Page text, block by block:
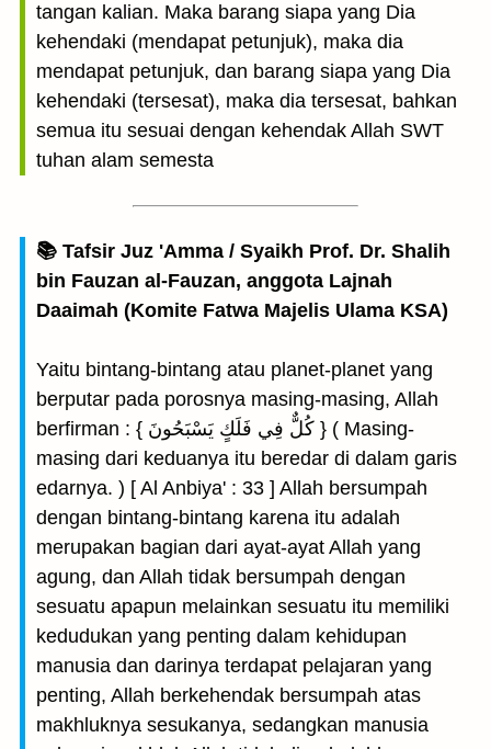
tangan kalian. Maka barang siapa yang Dia
kehendaki (mendapat petunjuk), maka dia
mendapat petunjuk, dan barang siapa yang Dia
kehendaki (tersesat), maka dia tersesat, bahkan
semua itu sesuai dengan kehendak Allah SWT
tuhan alam semesta
📚 Tafsir Juz 'Amma / Syaikh Prof. Dr. Shalih
bin Fauzan al-Fauzan, anggota Lajnah
Daaimah (Komite Fatwa Majelis Ulama KSA)
Yaitu bintang-bintang atau planet-planet yang
berputar pada porosnya masing-masing, Allah
berfirman : { كُلٌّ فِي فَلَكٍ يَسْبَحُونَ } ( Masing-
masing dari keduanya itu beredar di dalam garis
edarnya. ) [ Al Anbiya' : 33 ] Allah bersumpah
dengan bintang-bintang karena itu adalah
merupakan bagian dari ayat-ayat Allah yang
agung, dan Allah tidak bersumpah dengan
sesuatu apapun melainkan sesuatu itu memiliki
kedudukan yang penting dalam kehidupan
manusia dan darinya terdapat pelajaran yang
penting, Allah berkehendak bersumpah atas
makhluknya sesukanya, sedangkan manusia